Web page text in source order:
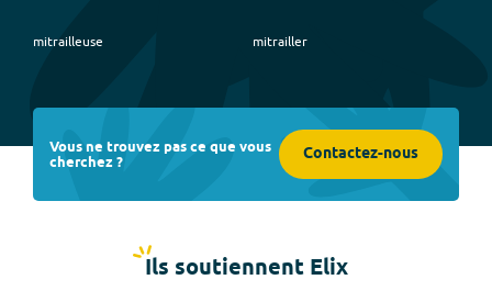
mitrailleuse mitrailler
Vous ne trouvez pas ce que vous
cherchez ? Contactez-nous
Ils soutiennent Elix